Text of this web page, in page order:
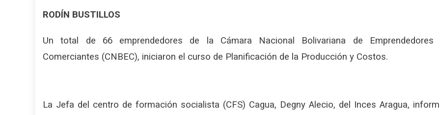
RODÍN BUSTILLOS
Un total de 66 emprendedores de la Cámara Nacional Bolivariana de Emprendedores
Comerciantes (CNBEC), iniciaron el curso de Planificación de la Producción y Costos.
La Jefa del centro de formación socialista (CFS) Cagua, Degny Alecio, del Inces Aragua,